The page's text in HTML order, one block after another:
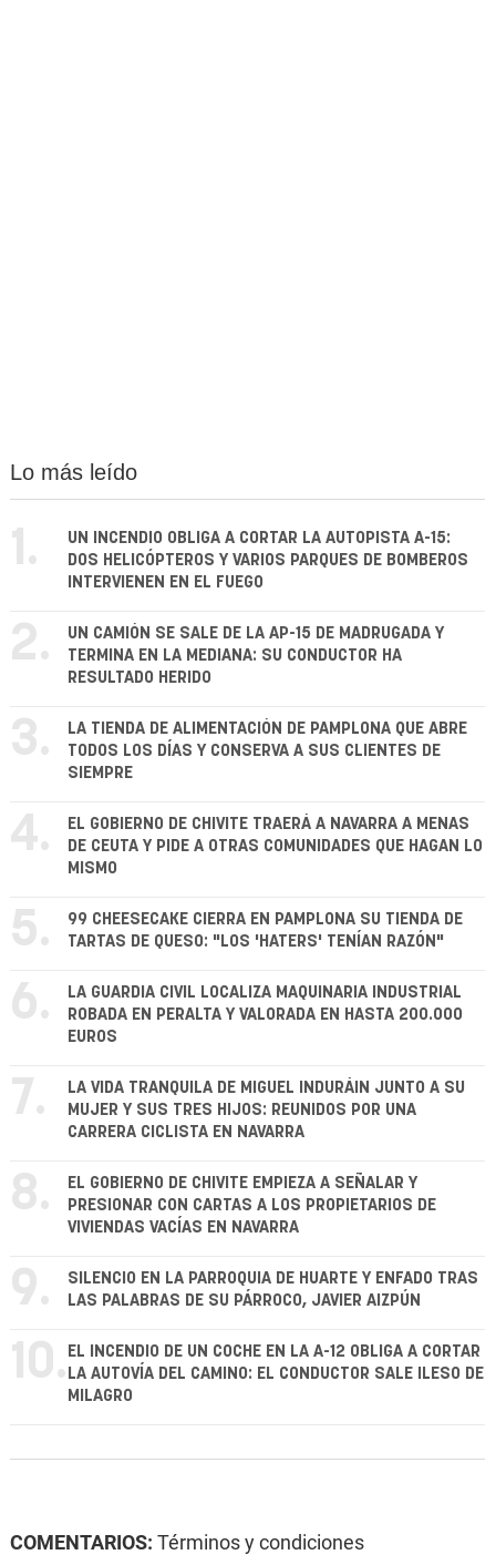
Lo más leído
1.
UN INCENDIO OBLIGA A CORTAR LA AUTOPISTA A-15:
DOS HELICÓPTEROS Y VARIOS PARQUES DE BOMBEROS
INTERVIENEN EN EL FUEGO
2.
UN CAMIÓN SE SALE DE LA AP-15 DE MADRUGADA Y
TERMINA EN LA MEDIANA: SU CONDUCTOR HA
RESULTADO HERIDO
3.
LA TIENDA DE ALIMENTACIÓN DE PAMPLONA QUE ABRE
TODOS LOS DÍAS Y CONSERVA A SUS CLIENTES DE
SIEMPRE
4.
EL GOBIERNO DE CHIVITE TRAERÁ A NAVARRA A MENAS
DE CEUTA Y PIDE A OTRAS COMUNIDADES QUE HAGAN LO
MISMO
5.
99 CHEESECAKE CIERRA EN PAMPLONA SU TIENDA DE
TARTAS DE QUESO: "LOS 'HATERS' TENÍAN RAZÓN"
6.
LA GUARDIA CIVIL LOCALIZA MAQUINARIA INDUSTRIAL
ROBADA EN PERALTA Y VALORADA EN HASTA 200.000
EUROS
7.
LA VIDA TRANQUILA DE MIGUEL INDURÁIN JUNTO A SU
MUJER Y SUS TRES HIJOS: REUNIDOS POR UNA
CARRERA CICLISTA EN NAVARRA
8.
EL GOBIERNO DE CHIVITE EMPIEZA A SEÑALAR Y
PRESIONAR CON CARTAS A LOS PROPIETARIOS DE
VIVIENDAS VACÍAS EN NAVARRA
9.
SILENCIO EN LA PARROQUIA DE HUARTE Y ENFADO TRAS
LAS PALABRAS DE SU PÁRROCO, JAVIER AIZPÚN
10. EL INCENDIO DE UN COCHE EN LA A-12 OBLIGA A CORTAR
LA AUTOVÍA DEL CAMINO: EL CONDUCTOR SALE ILESO DE
MILAGRO
COMENTARIOS: Términos y condiciones